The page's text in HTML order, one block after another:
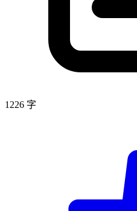
1226 字